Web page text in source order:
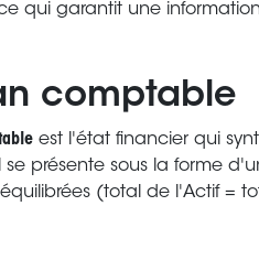
qui garantit une
comptable
est l'état financier qui
se présente sous la forme
(total de l'Actif =